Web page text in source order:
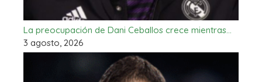
La preocupación de Dani Ceballos crece mientras…
3 agosto, 2026